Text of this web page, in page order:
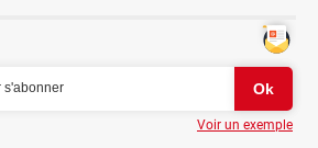
Voir un exemple